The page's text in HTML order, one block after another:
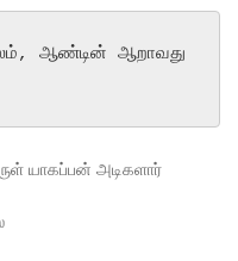
ஆண்டின் ஆறாவது
யாகப்பன் அடிகளார்